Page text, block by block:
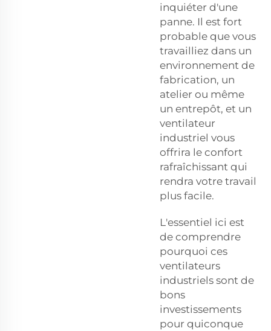
inquiéter d'une
panne. Il est fort
probable que vous
travailliez dans un
environnement de
fabrication, un
atelier ou même
un entrepôt, et un
ventilateur
industriel vous
offrira le confort
rafraîchissant qui
rendra votre travail
plus facile.
L'essentiel ici est
de comprendre
pourquoi ces
ventilateurs
industriels sont de
bons
investissements
pour quiconque